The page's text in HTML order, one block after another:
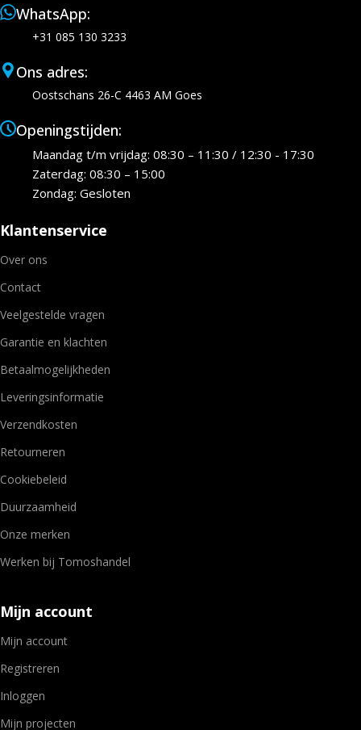
WhatsApp:
+31 085 130 3233
Ons adres:
Oostschans 26-C 4463 AM Goes
Openingstijden:
Maandag t/m vrijdag: 08:30 – 11:30 / 12:30 - 17:30
Zaterdag: 08:30 – 15:00
Zondag: Gesloten
Klantenservice
Over ons
Contact
Veelgestelde vragen
Garantie en klachten
Betaalmogelijkheden
Leveringsinformatie
Verzendkosten
Retourneren
Cookiebeleid
Duurzaamheid
Onze merken
Werken bij Tomoshandel
Mijn account
Mijn account
Registreren
Inloggen
Mijn projecten